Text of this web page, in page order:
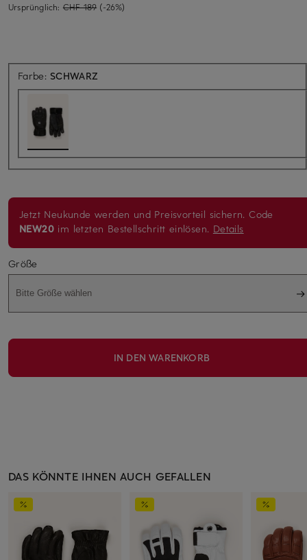
Ursprünglich: CHF 189 (-26%)
Farbe: SCHWARZ
Jetzt Neukunde werden und Preisvorteil sichern. Code
NEW20 im letzten Bestellschritt einlösen. Details
Größe
Bitte Größe wählen
IN DEN WARENKORB
DAS KÖNNTE IHNEN AUCH GEFALLEN